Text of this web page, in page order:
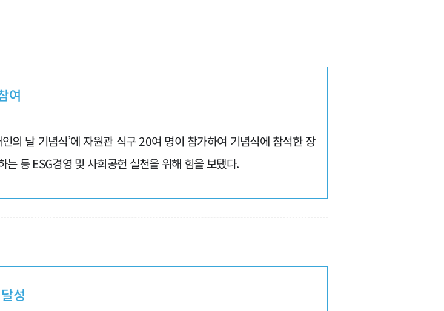
여
의 날 기념식’에 자원관 식구 20여 명이 참가하여 기념식에 참석한 장
등 ESG경영 및 사회공헌 실천을 위해 힘을 보탰다.
성